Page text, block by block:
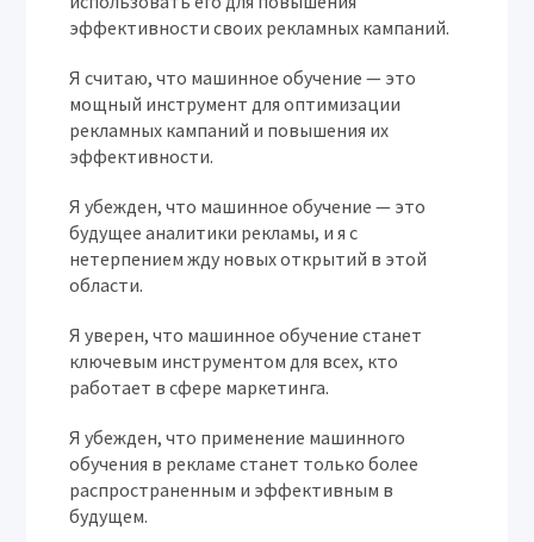
эффективности своих рекламных кампаний.
Я считаю, что машинное обучение — это
мощный инструмент для оптимизации
рекламных кампаний и повышения их
эффективности.
Я убежден, что машинное обучение — это
будущее аналитики рекламы, и я с
нетерпением жду новых открытий в этой
области.
Я уверен, что машинное обучение станет
ключевым инструментом для всех, кто
работает в сфере маркетинга.
Я убежден, что применение машинного
обучения в рекламе станет только более
распространенным и эффективным в
будущем.